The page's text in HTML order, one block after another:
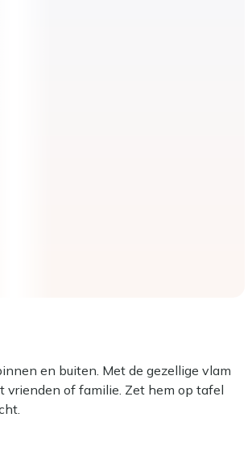
en buiten. Met de gezellige vlam
vrienden of familie. Zet hem op tafel